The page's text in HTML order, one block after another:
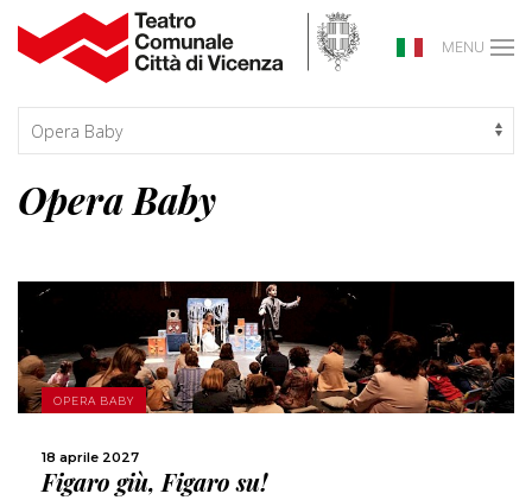
MENU
Opera Baby
OPERA BABY
18 aprile 2027
Figaro giù, Figaro su!
SCOPRI DI PIÙ